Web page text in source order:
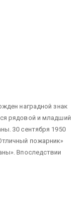
наградной знак
рядовой и младший
30 сентября 1950
пожарник»
Впоследствии